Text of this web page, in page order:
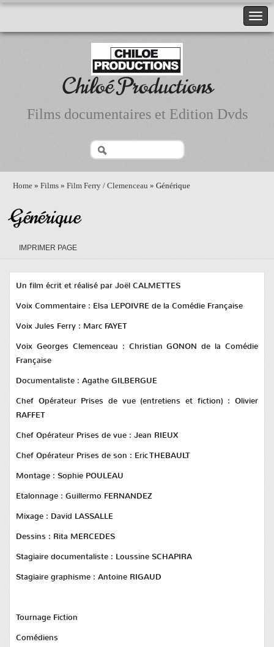
Chiloé Productions
Films documentaires et Edition Dvds
Home » Films » Film Ferry / Clemenceau » Générique
Générique
IMPRIMER PAGE
Un film écrit et réalisé par Joël CALMETTES
Voix Commentaire : Elsa LEPOIVRE de la Comédie Française
Voix Jules Ferry : Marc FAYET
Voix Georges Clemenceau : Christian GONONde la Comédie
Française
Documentaliste : Agathe GILBERGUE
Chef Opérateur Prises de vue (entretiens et fiction) : Olivier
RAFFET
Chef Opérateur Prises de vue : Jean RIEUX
Chef Opérateur Prises de son : Eric THEBAULT
Montage : Sophie POULEAU
Etalonnage : Guillermo FERNANDEZ
Mixage : David LASSALLE
Dessins : Rita MERCEDES
Stagiaire documentaliste : Loussine SCHAPIRA
Stagiaire graphisme : Antoine RIGAUD
Tournage Fiction
Comédiens